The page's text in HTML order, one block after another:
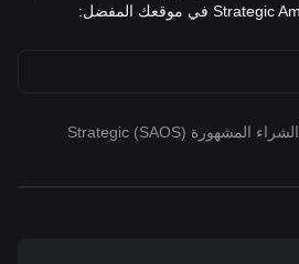
مجموعة مختارة من مناطق الشراء المشهورة (SAOS) Strategic